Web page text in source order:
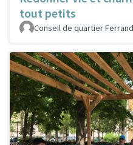
tout petits
Conseil de quartier